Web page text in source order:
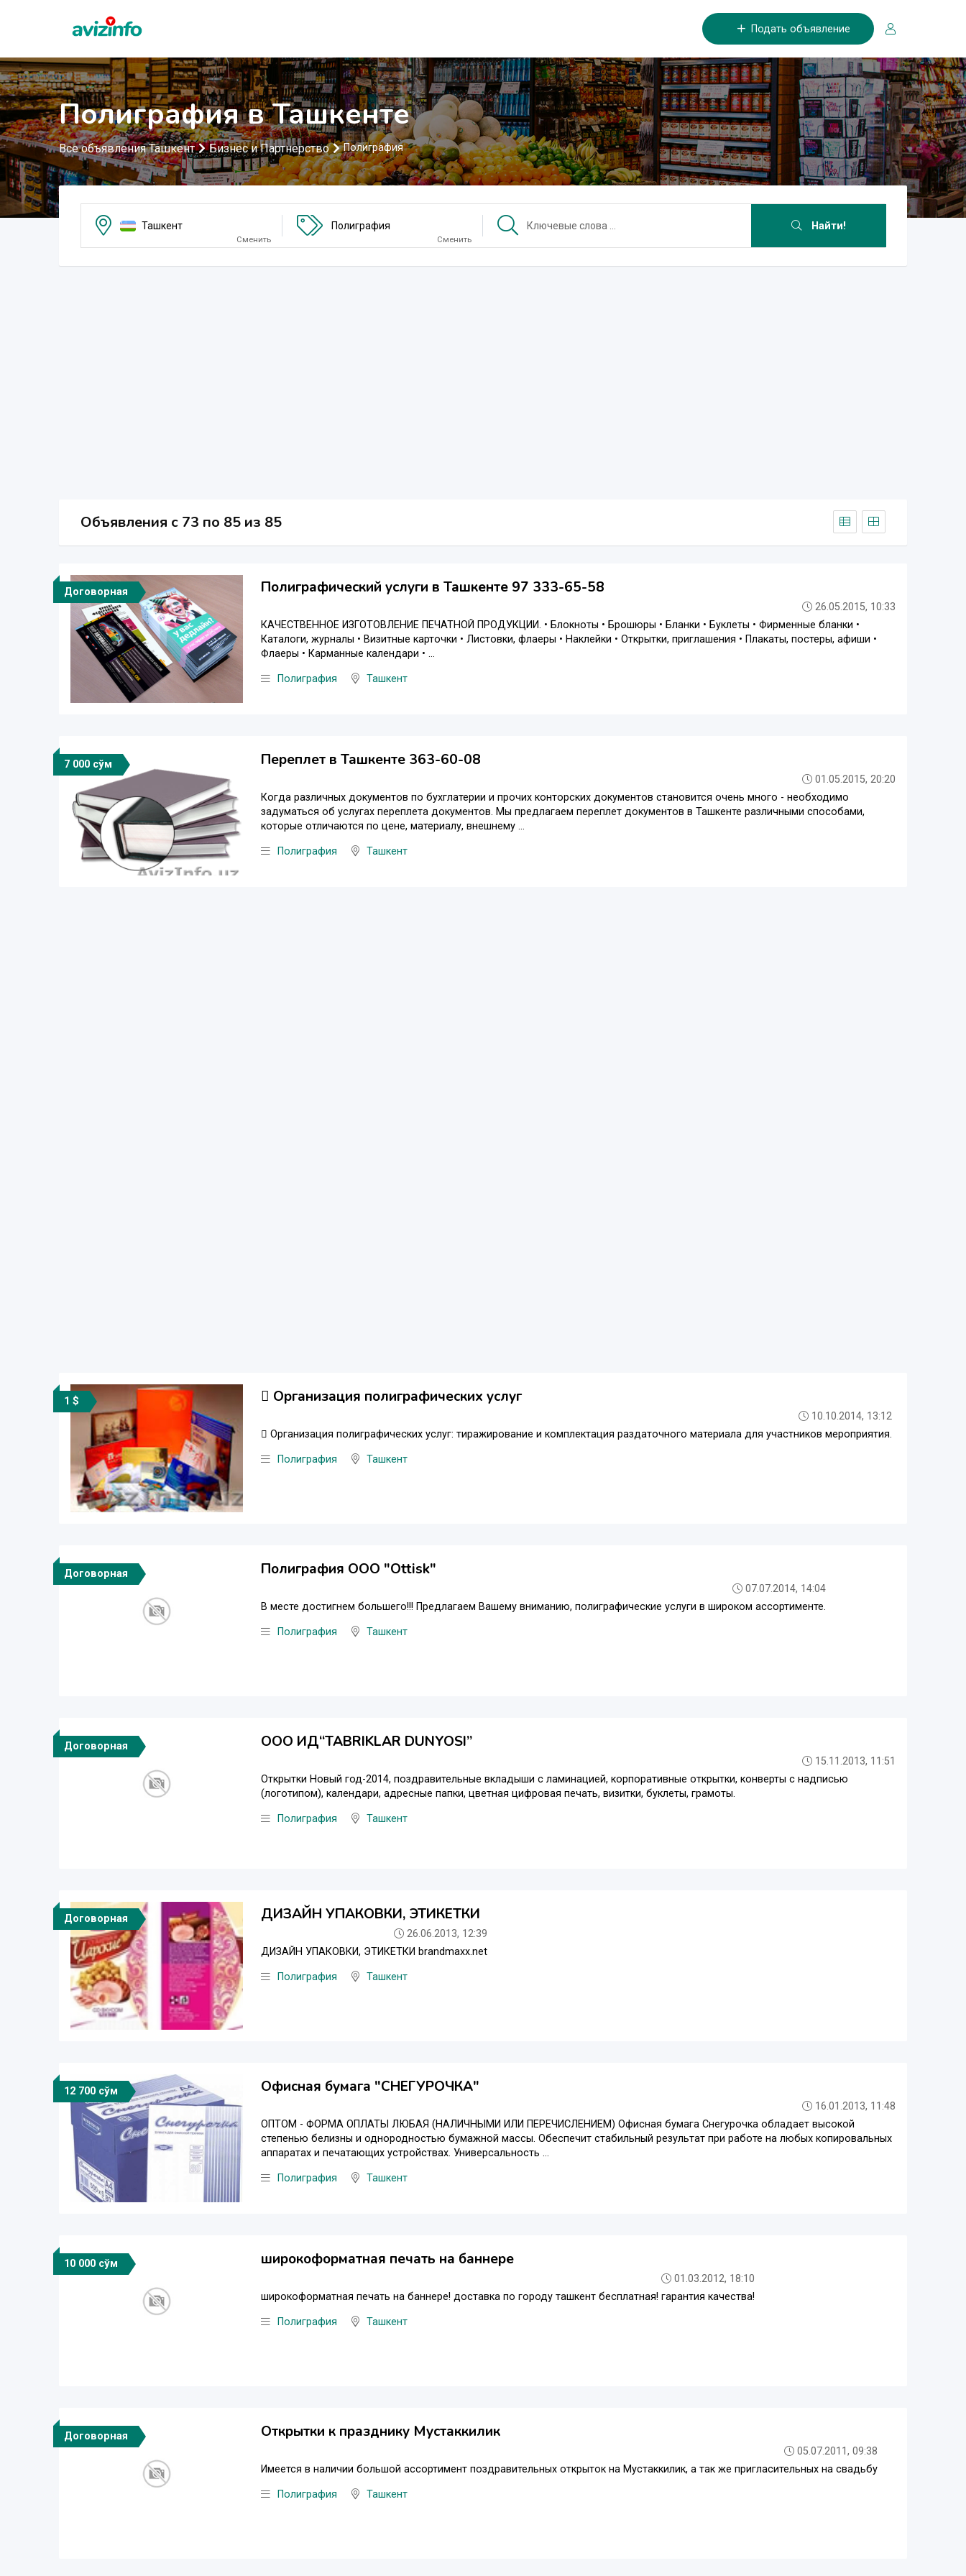
Подать объявление
Полиграфия в Ташкенте
Все объявления Ташкент Бизнес и Партнерство Полиграфия
Ташкент
Сменить
Полиграфия
Сменить
Найти!
Объявления c 73 по 85 из 85
Договорная Полиграфический услуги в Ташкенте 97 333-65-58
26.05.2015, 10:33
КАЧЕСТВЕННОЕ ИЗГОТОВЛЕНИЕ ПЕЧАТНОЙ ПРОДУКЦИИ. • Блокноты • Брошюры • Бланки • Буклеты • Фирменные бланки •
Каталоги, журналы • Визитные карточки • Листовки, флаеры • Наклейки • Открытки, приглашения • Плакаты, постеры, афиши •
Флаеры • Карманные календари • ...
Полиграфия Ташкент
7 000 сўм Переплет в Ташкенте 363-60-08
01.05.2015, 20:20
Когда различных документов по бухглатерии и прочих конторских документов становится очень много - необходимо
задуматься об услугах переплета документов. Мы предлагаем переплет документов в Ташкенте различными способами,
которые отличаются по цене, материалу, внешнему ...
Полиграфия Ташкент
1 $  Организация полиграфических услуг
10.10.2014, 13:12
 Организация полиграфических услуг: тиражирование и комплектация раздаточного материала для участников мероприятия.
Полиграфия Ташкент
Договорная Полиграфия OOO "Ottisk"
07.07.2014, 14:04
В месте достигнем большего!!! Предлагаем Вашему вниманию, полиграфические услуги в широком ассортименте.
Полиграфия Ташкент
Договорная ООО ИД“TABRIKLAR DUNYOSI”
15.11.2013, 11:51
Открытки Новый год-2014, поздравительные вкладыши с ламинацией, корпоративные открытки, конверты с надписью
(логотипом), календари, адресные папки, цветная цифровая печать, визитки, буклеты, грамоты.
Полиграфия Ташкент
Договорная ДИЗАЙН УПАКОВКИ, ЭТИКЕТКИ
26.06.2013, 12:39
ДИЗАЙН УПАКОВКИ, ЭТИКЕТКИ brandmaxx.net
Полиграфия Ташкент
12 700 сўм Офисная бумага "СНЕГУРОЧКА"
16.01.2013, 11:48
ОПТОМ - ФОРМА ОПЛАТЫ ЛЮБАЯ (НАЛИЧНЫМИ ИЛИ ПЕРЕЧИСЛЕНИЕМ) Офисная бумага Снегурочка обладает высокой
степенью белизны и однородностью бумажной массы. Обеспечит стабильный результат при работе на любых копировальных
аппаратах и печатающих устройствах. Универсальность ...
Полиграфия Ташкент
10 000 сўм широкоформатная печать на баннере
01.03.2012, 18:10
широкоформатная печать на баннере! доставка по городу ташкент бесплатная! гарантия качества!
Полиграфия Ташкент
Договорная Открытки к празднику Мустаккилик
05.07.2011, 09:38
Имеется в наличии большой ассортимент поздравительных открыток на Мустаккилик, а так же пригласительных на свадьбу
Полиграфия Ташкент